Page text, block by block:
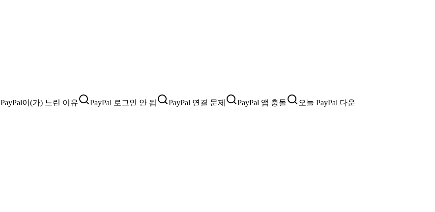
PayPal이(가) 느린 이유 PayPal 로그인 안 됨 PayPal 연결 문제 PayPal 앱 충돌 오늘 PayPal 다운